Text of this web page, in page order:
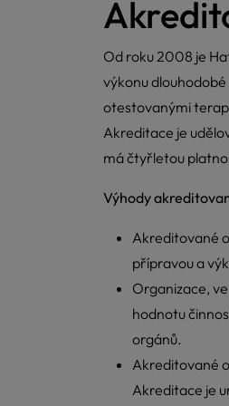
Od roku 2008 je
výkonu
otestovanými
Akreditace je
má čtyřletou
Výhody
Akreditované
přípravou a
Organizace,
hodnotu
orgánů.
Akreditované
Akreditace je